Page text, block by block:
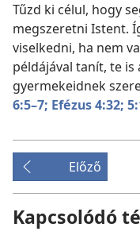
Tűzd ki célul, hogy
megszeretni Istent.
viselkedni, ha nem
példájával tanít, te
gyermekeidnek
6:5–7; Efézus 4:32;
Előző
Kapcsolódó